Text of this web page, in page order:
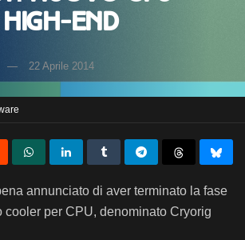
End
22 Aprile 2014
annunciato di aver terminato la fase
cooler per CPU, denominato Cryorig